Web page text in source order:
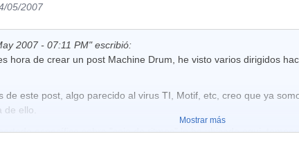
05/2007
2007 - 07:11 PM" escribió:
hora de crear un post Machine Drum, he visto varios dirigidos
de este post, algo parecido al virus TI, Motif, etc, creo que ya
de ello.
específico sobre "caja de ritmos" lo he ubicado aqui,
Mostrar más